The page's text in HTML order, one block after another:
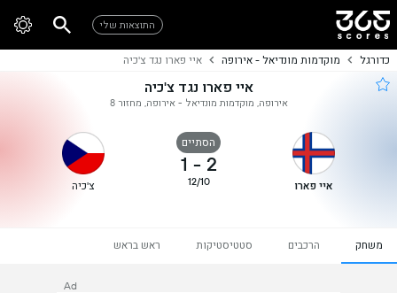
התוצאות שלי
כדורגל מוקדמות מונדיאל - אירופה איי פארו נגד צ'כיה
איי פארו נגד צ'כיה
אירופה, מוקדמות מונדיאל - אירופה, מחזור 8
איי פארו
הסתיים
2
-
1
12/10 צ'כיה
משחק הרכבים סטטיסטיקות ראש בראש
Ad